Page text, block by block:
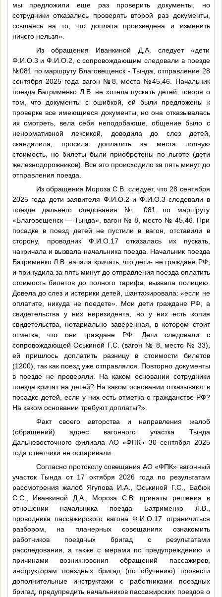
мы предложили еще раз проверить документы, но
сотрудники отказались проверять второй раз документы,
ссылаясь на то, что доплата произведена и изменить
ничего нельзя».
Из обращения Иванкиной Д.А. следует «дети
Ф.И.О.3 и Ф.И.О.2 , с сопровождающим следовали в поезде
№081 по маршруту Благовещенск - Тында, отправление 28
сентября 2025 года вагон №8, места №45,46. Начальник
поезда Батрименко Л.В. не хотела пускать детей, говоря о
том, что документы с ошибкой, ей были предложены к
проверке все имеющиеся документы, но она отказывалась
их смотреть, вела себя неподобающе, общение было с
ненормативной лексикой, доводила до слез детей,
скандалила, просила доплатить за места полную
стоимость, но билеты были приобретены по льготе (дети
железнодорожников). Все это происходило за пять минут до
отправления поезда.
Из обращения Мороза С.В. следует, что 28 сентября
2025 года дети заявителя Ф.И.О.2 и Ф.И.О.3 следовали в
поезде дальнего следования № 081 по маршруту
«Благовещенск — Тында», вагон № 8, место № 45,46. При
посадке в поезд детей не пустили в вагон, отставили в
сторону, проводник Ф.И.О.17 отказалась их пускать,
накричала и вызвала начальника поезда. Начальник поезда
Батрименко Л.В. начала кричать, что дети- не граждане РФ,
и принудила за пять минут до отправления поезда оплатить
стоимость билетов до полного тарифа, вызвала полицию.
Довела до слез и истерики детей, шантажировала: «если не
оплатите, никуда не поедете». Мои дети граждане РФ, а
свидетельства у них нерезидента, но у них есть копия
свидетельства, нотариально заверенная, в котором стоит
отметка, что они граждане РФ. Дети следовали с
сопровождающей Оськиной Г.С. (вагон № 8, место № 33),
ей пришлось доплатить разницу в стоимости билетов
(1200), так как поезд уже отправлялся. Повторно документы
в поезде не проверяли. На каком основании сотрудники
поезда кричат на детей? На каком основании отказывают в
посадке детей, если у них есть отметка о гражданстве РФ?
На каком основании требуют доплаты?».
Факт своего авторства и направления жалоб
(обращений) адрес вагонного участка Тында
Дальневосточного филиала АО «ФПК» 30 сентября 2025
года ответчики не оспаривали.
Согласно протоколу совещания АО «ФПК» вагонный
участок Тында от 17 октября 2026 года по результатам
рассмотрения жалоб Ягупова И.А., Оськиной Г.С., Бабюк
С.С., Иванкиной Д.А., Мороза С.В. приняты решения в
отношении начальника поезда Батрименко Л.В.,
проводника пассажирского вагонаФ.И.О.17 ограничиться
разбором, на планерных совещаниях ознакомить
работников поездных бригад с результатами
расследования, а также с мерами по предупреждению и
причинами возникновения обращений пассажиров,
инструкторам поездных бригад (по обучению) провести
дополнительные инструктажи с работниками поездных
бригад, предупредить начальников пассажирских поездов о